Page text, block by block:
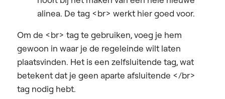
alinea. De tag <br> werkt hier goed voor.
Om de <br> tag te gebruiken, voeg je hem
gewoon in waar je de regeleinde wilt laten
plaatsvinden. Het is een zelfsluitende tag, wat
betekent dat je geen aparte afsluitende </br>
tag nodig hebt.